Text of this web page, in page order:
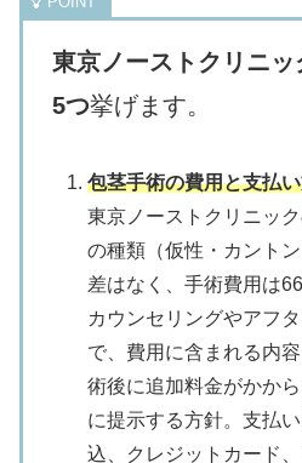
東京ノーストクリニ
5つ挙げます。
包茎手術の費用と支払
東京ノーストクリニッ
の種類（仮性・カント
差はなく、手術費用は
カウンセリングやアフ
で、費用に含まれる内
術後に追加料金がかか
に提示する方針。支払
込、クレジットカード